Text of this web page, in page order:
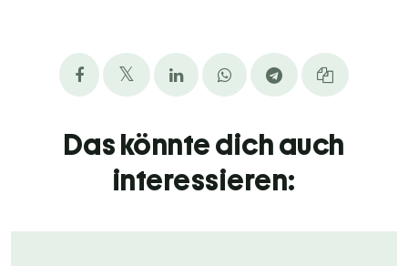
Das könnte dich auch
interessieren: